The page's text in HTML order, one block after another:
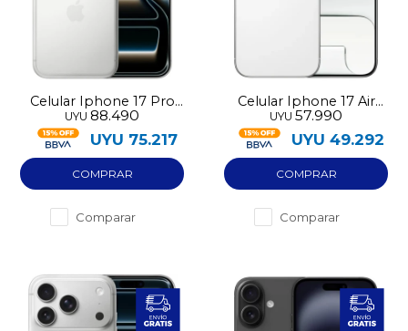
Celular Iphone 17 Pro
Max 256GB eSIM
UYU 88.490
UYU 75.217
Comparar
Celular Iphone 17 Air
256GB eSIM
UYU 57.990
UYU 49.292
Comparar